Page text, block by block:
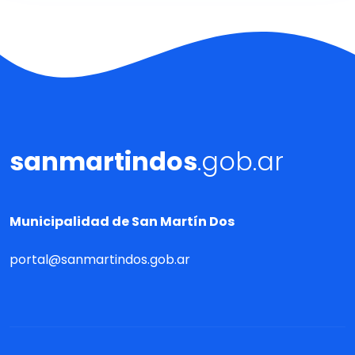
sanmartindos.gob.ar
Municipalidad de San Martín Dos
portal@sanmartindos.gob.ar